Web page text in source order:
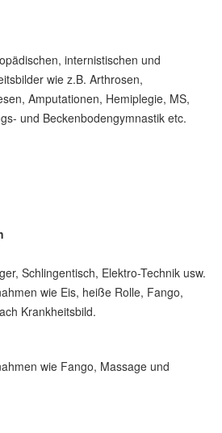
internistischen und
wie z.B. Arthrosen,
Amputationen, Hemiplegie, MS,
und Beckenbodengymnastik etc.
Schlingentisch, Elektro-Technik usw.
wie Eis, heiße Rolle, Fango,
Krankheitsbild.
wie Fango, Massage und